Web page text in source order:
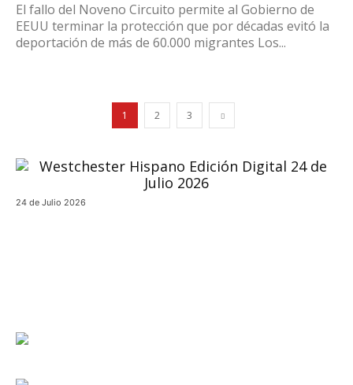
El fallo del Noveno Circuito permite al Gobierno de
EEUU terminar la protección que por décadas evitó la
deportación de más de 60.000 migrantes Los...
1 2 3
24 de Julio 2026